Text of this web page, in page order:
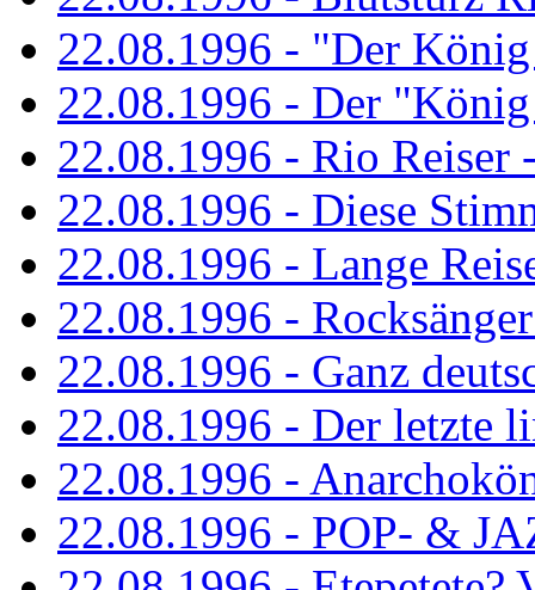
22.08.1996 - "Der
22.08.1996 - Der
22.08.1996 - Rio Reiser
22.08.1996 - Diese
22.08.1996 - Lange
22.08.1996 -
22.08.1996 - Ganz
22.08.1996 - Der letzte
22.08.1996 -
22.08.1996 - POP- &